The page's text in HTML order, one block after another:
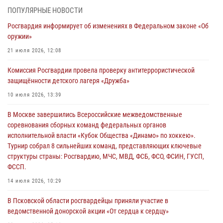
03 августа 2026, 17:21
21 единицу оружия изъяли Псковские росгвардейцы за неделю
03 августа 2026, 14:10
безопасности во время празднования Дня ВДВ
улицу Труда
31 июля 2026, 13:53
В Санкт-Петербурге прошел окружной этап ежегодного
Всероссийского конкурса профессионального мастерства среди
сотрудников вневедомственной охраны Росгвардии, Псковские
Росгвардейцы одержали победу
ПОПУЛЯРНЫЕ НОВОСТИ
Росгвардия информирует об изменениях в Федеральном законе «Об
оружии»
21 июля 2026, 12:08
Комиссия Росгвардии провела проверку антитеррористической
защищённости детского лагеря «Дружба»
10 июля 2026, 13:39
В Москве завершились Всероссийские межведомственные
соревнования сборных команд федеральных органов
исполнительной власти «Кубок Общества «Динамо» по хоккею».
Турнир собрал 8 сильнейших команд, представляющих ключевые
структуры страны: Росгвардию, МЧС, МВД, ФСБ, ФСО, ФСИН, ГУСП,
ФССП.
14 июля 2026, 10:29
В Псковской области росгвардейцы приняли участие в
ведомственной донорской акции «От сердца к сердцу»